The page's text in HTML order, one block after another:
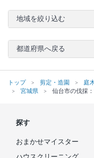
地域を絞り込む
都道府県へ戻る
トップ 剪定・造園 庭
宮城県
仙台市の伐採
探す
おまかせマイスター